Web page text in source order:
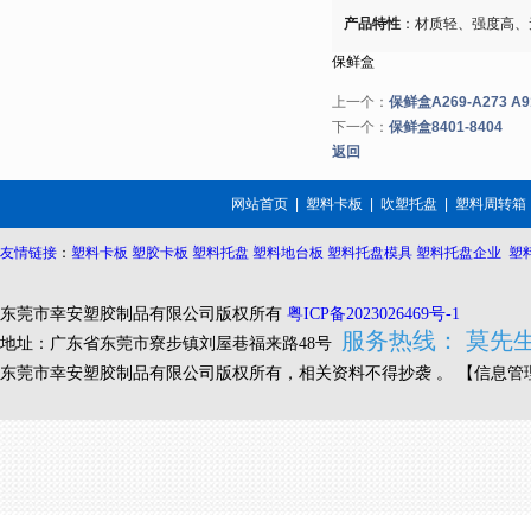
产品特性 ：材质轻、强度高
保鲜盒
上一个： 保鲜盒A269-A273
下一个： 保鲜盒8401-8404
返回
网站首页 塑料卡板 吹塑托盘 塑料周转箱
友情链接 ： 塑料卡板 塑胶卡板 塑料托盘 塑料地台板 塑料托盘模具 塑料托盘企业 塑
东莞市幸安塑胶制品有限公司版权所有 粤ICP备2023026469号-1
地址： 广东省东莞市寮步镇刘屋巷福来路48号 服务热线： 莫先
东莞市幸安塑胶制品有限公司版权所有，相关资料不得抄袭 。 【信息管